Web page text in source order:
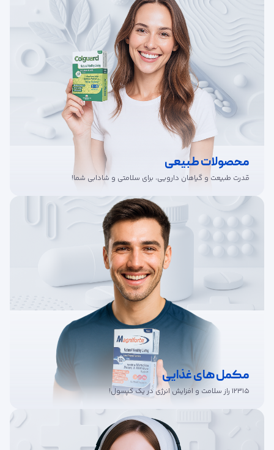
محصولات طبیعی
قدرت طبیعت و گیاهان دارویی، برای سلامتی و شادابی شما!
مکمل های غذایی
12315 راز سلامت و افزایش انرژی در یک کپسول!